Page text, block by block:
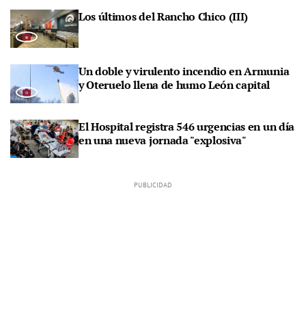
Los últimos del Rancho Chico (III)
Un doble y virulento incendio en Armunia
y Oteruelo llena de humo León capital
El Hospital registra 546 urgencias en un día
en una nueva jornada "explosiva"